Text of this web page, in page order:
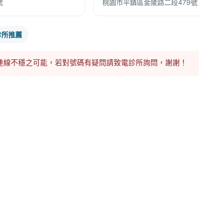
桃園市平鎮區金陵路二段479號
推薦
不穩之可能，若對號碼有疑問請致電診所詢問，謝謝！